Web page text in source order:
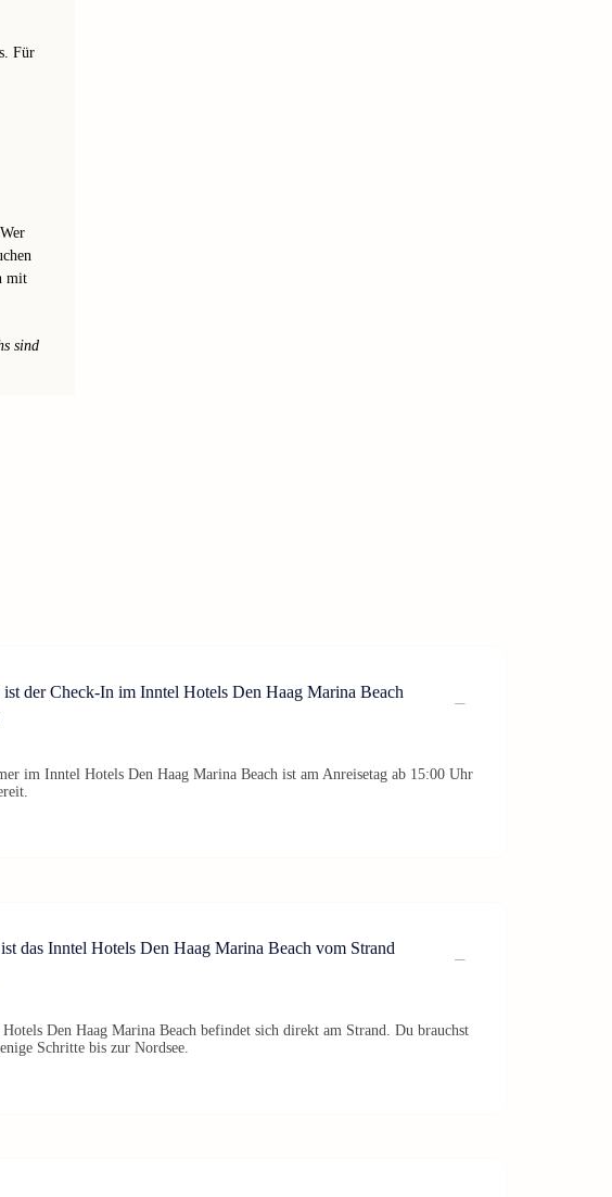
Für
mit
sind
der Check-In im Inntel Hotels Den Haag Marina Beach
im Inntel Hotels Den Haag Marina Beach ist am Anreisetag ab 15:00 Uhr
das Inntel Hotels Den Haag Marina Beach vom Strand
Den Haag Marina Beach befindet sich direkt am Strand. Du brauchst
Schritte bis zur Nordsee.